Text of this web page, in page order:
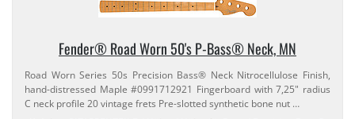
Fender® Road Worn 50's P-​Bass® Neck, MN
Road Worn Series 50s Precision Bass® Neck Nitrocellulose Finish,
hand-​distressed Maple #0991712921 Fingerboard with 7,​25" radius
C neck profile 20 vintage frets Pre-​slotted synthetic bone nut …